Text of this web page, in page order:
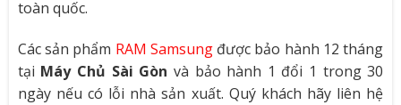
toàn quốc.
Các sản phẩm RAM Samsungđược bảo hành 12 tháng
tại Máy Chủ Sài Gòn và bảo hành 1 đổi 1 trong 30
ngày nếu có lỗi nhà sản xuất. Quý khách hãy liên hệ